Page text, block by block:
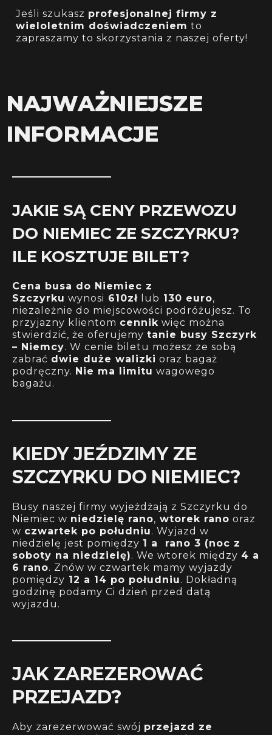
Jeśli szukasz profesjonalnej firmy z
wieloletnim doświadczeniem to
zapraszamy to skorzystania z naszej oferty!
NAJWAŻNIEJSZE
INFORMACJE
JAKIE SĄ CENY PRZEWOZU
DO NIEMIEC ZE SZCZYRKU?
ILE KOSZTUJE BILET?
Cena busa do Niemiec z
Szczyrku wynosi 610zł lub 130 euro,
niezależnie do miejscowości podróżujesz. To
przyjazny klientom cennik więc można
stwierdzić, że oferujemy tanie busy Szczyrk
– Niemcy. W cenie biletu możesz ze sobą
zabrać dwie duże walizki oraz bagaż
podręczny. Nie ma limitu wagowego
bagażu.
KIEDY JEŹDZIMY ZE
SZCZYRKU DO NIEMIEC?
Busy naszej firmy wyjeżdżają z Szczyrku do
Niemiec w niedzielę rano, wtorek rano oraz
w czwartek po południu. Wyjazd w
niedzielę jest pomiędzy 1 a rano 3 (noc z
soboty na niedzielę). We wtorek między 4 a
6 rano. Znów w czwartek mamy wyjazdy
pomiędzy 12 a 14 po południu. Dokładną
godzinę podamy Ci dzień przed datą
wyjazdu.
JAK ZAREZEROWAĆ
PRZEJAZD?
Aby zarezerwować swój przejazd ze